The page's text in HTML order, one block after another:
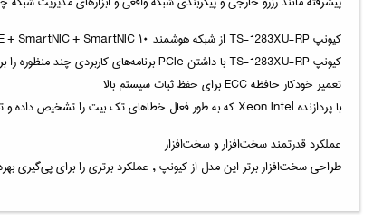
کیونپ TS-1283XU-RP از شبکه هوشمند ۱۰ GbE + SmartNIC + SmartNIC از iSER پشتیبانی می‌کند، و داده‌ها مستقیماً برای کارایی بالاتر استفاده می‌شوند.
کیونپ TS-1283XU-RP با داشتن PCIe برنامه‌های کاربردی چند منظوره را برای نصب کارت‌های گرافیکی یا ۴۰ GbE / ۲۵ GbE / ۱۰ GbE مهیا میکند.
تعمیر خودکار حافظه ECC برای حفظ ثبات سیستم بالا
با پردازنده Xeon Intel که به طور فعال خطاهای تک بیت را تشخیص داده و تصحیح می‌کند، همچنین عملکرد پایدار سیستم و سرویس بدون وقفه را تضمین می‌کند. از یک معماری حافظه DDR۴ دوگانه با چهار شیار جهت ۶۴ گیگابایت حافظه استفاده میکند
عملکرد قدرتمند سخت‌افزار و سخت‌افزار
طراحی سخت‌افزار برتر این مدل از کیونپ , عملکرد برتری را برای پی‌گیری